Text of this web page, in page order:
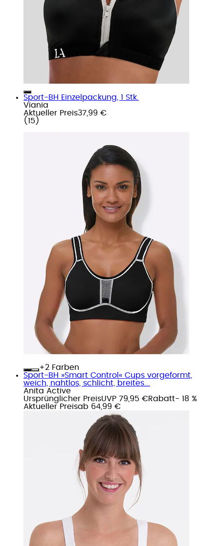
Sport-BH Einzelpackung, 1 Stk.
Viania
Aktueller Preis37,99 €
( 15 )
+
Farben
Sport-BH »Smart Control« Cups vorgeformt,
weich, nahtlos, schlicht, breites...
Anita Active
Ursprünglicher PreisUVP 79,95 €Rabatt- 18 %
Aktueller Preisab 64,99 €